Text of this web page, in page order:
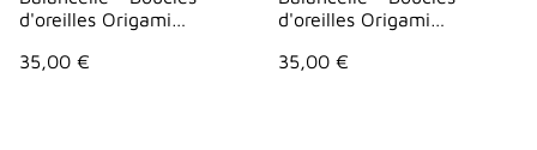
d'oreilles Origami
35,00 €
d'oreilles Origami
35,00 €